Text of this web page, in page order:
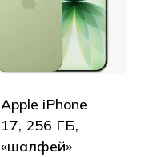
Apple iPhone
17, 256 ГБ,
«шалфей»